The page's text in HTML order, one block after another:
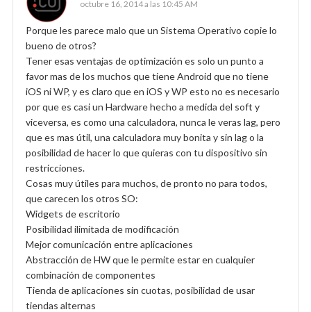
octubre 16, 2014 a las 10:45 AM
Porque les parece malo que un Sistema Operativo copie lo
bueno de otros?
Tener esas ventajas de optimización es solo un punto a
favor mas de los muchos que tiene Android que no tiene
iOS ni WP, y es claro que en iOS y WP esto no es necesario
por que es casi un Hardware hecho a medida del soft y
viceversa, es como una calculadora, nunca le veras lag, pero
que es mas útil, una calculadora muy bonita y sin lag o la
posibilidad de hacer lo que quieras con tu dispositivo sin
restricciones.
Cosas muy útiles para muchos, de pronto no para todos,
que carecen los otros SO:
Widgets de escritorio
Posibilidad ilimitada de modificación
Mejor comunicación entre aplicaciones
Abstracción de HW que le permite estar en cualquier
combinación de componentes
Tienda de aplicaciones sin cuotas, posibilidad de usar
tiendas alternas